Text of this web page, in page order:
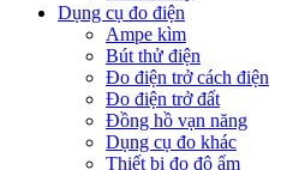
Dụng cụ đo điện
Ampe kìm
Bút thử điện
Đo điện trở cách điện
Đo điện trở đất
Đồng hồ vạn năng
Dụng cụ đo khác
Thiết bị đo độ ẩm